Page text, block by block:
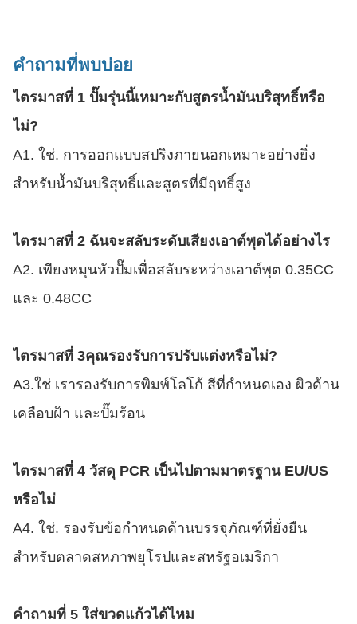
คำถามที่พบบ่อย
ไตรมาสที่ 1 ปั๊มรุ่นนี้เหมาะกับสูตรน้ำมันบริสุทธิ์หรือ
ไม่?
A1. ใช่. การออกแบบสปริงภายนอกเหมาะอย่างยิ่ง
สำหรับน้ำมันบริสุทธิ์และสูตรที่มีฤทธิ์สูง
ไตรมาสที่ 2 ฉันจะสลับระดับเสียงเอาต์พุตได้อย่างไร
A2. เพียงหมุนหัวปั๊มเพื่อสลับระหว่างเอาต์พุต 0.35CC
และ 0.48CC
ไตรมาสที่ 3คุณรองรับการปรับแต่งหรือไม่?
A3.ใช่ เรารองรับการพิมพ์โลโก้ สีที่กำหนดเอง ผิวด้าน
เคลือบฝ้า และปั๊มร้อน
ไตรมาสที่ 4 วัสดุ PCR เป็นไปตามมาตรฐาน EU/US
หรือไม่
A4. ใช่. รองรับข้อกำหนดด้านบรรจุภัณฑ์ที่ยั่งยืน
สำหรับตลาดสหภาพยุโรปและสหรัฐอเมริกา
คำถามที่ 5 ใส่ขวดแก้วได้ไหม